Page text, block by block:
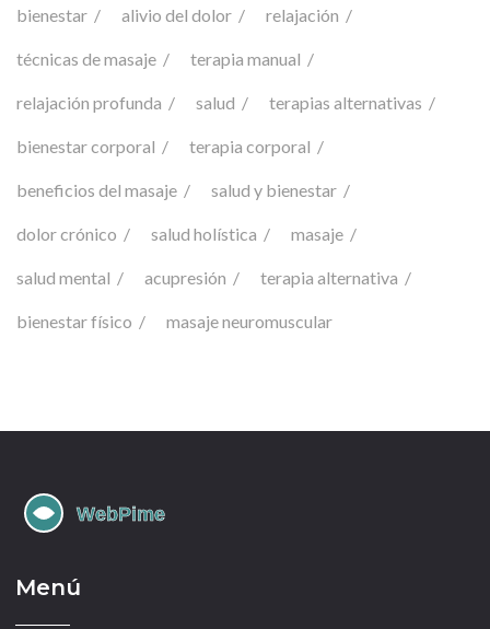
bienestar alivio del dolor relajación
técnicas de masaje terapia manual
relajación profunda salud terapias alternativas
bienestar corporal terapia corporal
beneficios del masaje salud y bienestar
dolor crónico salud holística masaje
salud mental acupresión terapia alternativa
bienestar físico masaje neuromuscular
Menú